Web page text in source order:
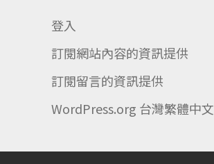
登入
訂閱網站內容的資訊提供
訂閱留言的資訊提供
WordPress.org 台灣繁體中文